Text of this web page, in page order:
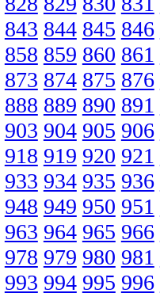
843 844 845 846
858 859 860 861
873 874 875 876
888 889 890 891
903 904 905 906
918 919 920 921
933 934 935 936
948 949 950 951
963 964 965 966
978 979 980 981
993 994 995 996